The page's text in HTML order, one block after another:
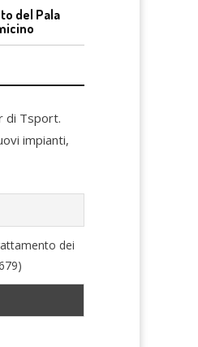
del Pala
di Tsport.
impianti,
dei